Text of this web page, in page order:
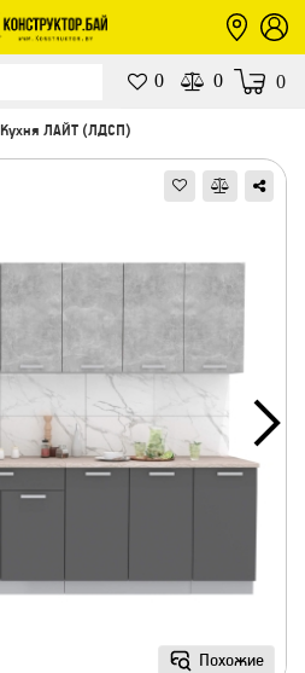
0 0 0
Кухня ЛАЙТ (ЛДСП)
Похожие